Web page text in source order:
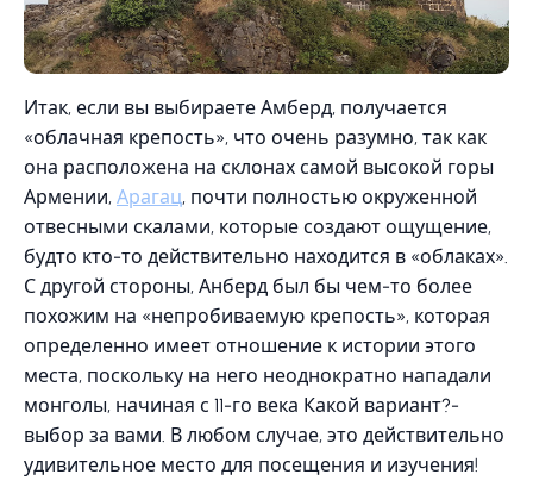
Итак, если вы выбираете Амберд, получается
«облачная крепость», что очень разумно, так как
она расположена на склонах самой высокой горы
Армении, Арагац, почти полностью окруженной
отвесными скалами, которые создают ощущение,
будто кто-то действительно находится в «облаках».
С другой стороны, Анберд был бы чем-то более
похожим на «непробиваемую крепость», которая
определенно имеет отношение к истории этого
места, поскольку на него неоднократно нападали
монголы, начиная с 11-го века Какой вариант?-
выбор за вами. В любом случае, это действительно
удивительное место для посещения и изучения!